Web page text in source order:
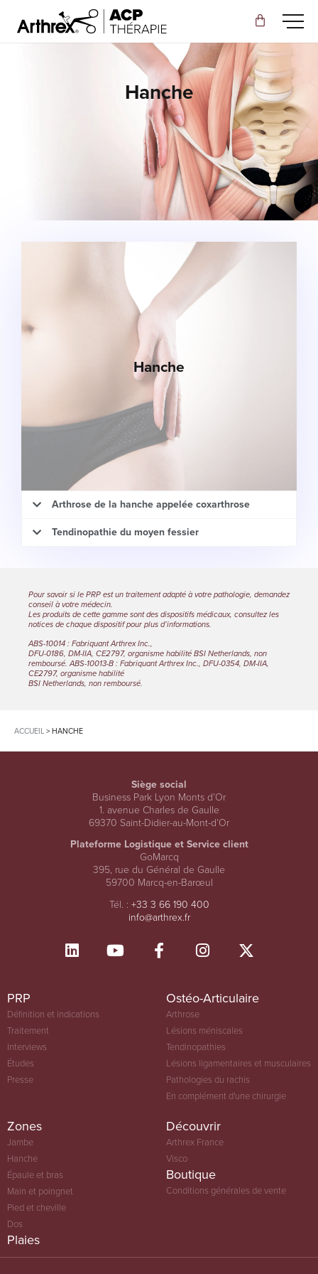
Ostéo-articulaire
Plaies
Zones
Contact
Hanche
Arthrose de la hanche appelée coxarthrose
Tendinopathie du moyen fessier
Hanche
Pour savoir si le PRP est un traitement adapté à votre pathologie, demandez
conseil à votre médecin.
Les produits de cette gamme sont des dispositifs médicaux, consultez les
notices de chaque dispositif pour plus d’informations.
ABS-10014 : Fabriquant Arthrex Inc.,
DFU-0186, DM-IIA, CE2797, organisme habilité BSI Netherlands, non
remboursé. ABS-10013-B : Fabriquant Arthrex Inc., DFU-0354, DM-IIA,
CE2797, organisme habilité
BSI Netherlands, non remboursé.
ACCUEIL>HANCHE
Siège social
Business Park Lyon Monts d’Or
1. avenue Charles de Gaulle
69370 Saint-Didier-au-Mont-d’Or
Plateforme Logistique et Service client
GoMarcq
395, rue du Général de Gaulle
59700 Marcq-en-Barœul
Tél. : +33 3 66 190 400
info@arthrex.fr
PRP
Définition et indications
Traitement
Interviews
Études
Presse
Ostéo-Articulaire
Arthrose
Lésions méniscales
Tendinopathies
Lésions ligamentaires et musculaires
Pathologies du rachis
En complément d'une chirurgie
Zones
Jambe
Hanche
Épaule et bras
Main et poingnet
Pied et cheville
Dos
Plaies
Découvrir
Arthrex France
Visco
Boutique
Conditions générales de vente